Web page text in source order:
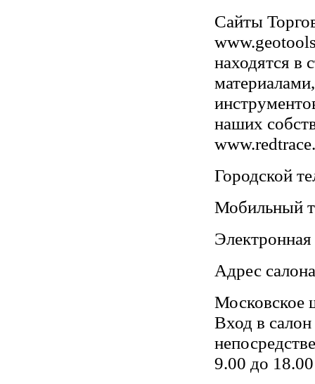
Сайты
находятся в
наших
Городской
Мобильный
Адрес
Московское
Вход в
9.00 до